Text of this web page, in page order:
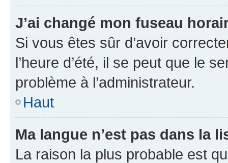
J’ai changé mon fuseau
Si vous êtes sûr d’avoir
l’heure d’été, il se peut que le
problème à l’administrateur.
Haut
Ma langue n’est pas dans la
La raison la plus probable est